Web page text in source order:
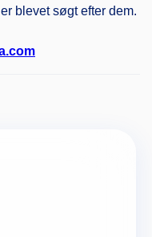
blevet søgt efter dem.